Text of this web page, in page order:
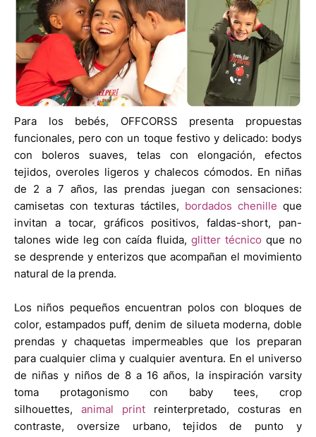
Para los bebés, OFFCORSS presenta propuestas
funcionales, pero con un toque festivo y delicado: bodys
con boleros suaves, telas con elongación, efectos
tejidos, overoles ligeros y chalecos cómodos. En niñas
de 2 a 7 años, las prendas juegan con sensaciones:
camisetas con texturas táctiles, bordados chenille que
invitan a tocar, gráficos positivos, faldas-short, pan-
talones wide leg con caída fluida, glitter técnicoque no
se desprende y enterizos que acompañan el movimiento
natural de la prenda.
Los niños pequeños encuentran polos con bloques de
color, estampados puff, denim de silueta moderna, doble
prendas y chaquetas impermeables que los preparan
para cualquier clima y cualquier aventura. En el universo
de niñas y niños de 8 a 16 años, la inspiración varsity
toma protagonismo con baby tees, crop
silhouettes, animal print reinterpretado, costuras en
contraste, oversize urbano, tejidos de punto y